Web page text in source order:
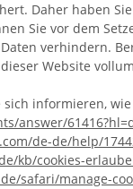
Daher haben
Sie vor dem
verhindern.
Website
informieren,
answer/
de-de/help/
kb/cookies-
safari/manage-